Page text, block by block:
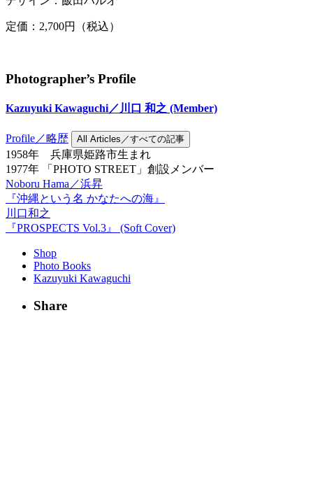
定価：2,700円（税込）
Photographer’s Profile
Kazuyuki Kawaguchi／川口 和之 (Member)
Profile／略歴 All Articles／すべての記事
1958年 兵庫県姫路市生まれ
1977年 「PHOTO STREET」創設メンバー
Noboru Hama／浜昇
『沖縄という名 かなたへの海』
川口和之
『PROSPECTS Vol.3』 (Soft Cover)
Shop
Photo Books
Kazuyuki Kawaguchi
Share